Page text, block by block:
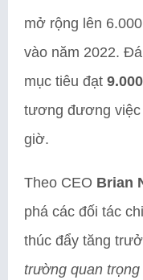
mở rộng lên
vào năm 2022.
mục tiêu đạt
tương đương
giờ.
Theo CEO Brian
phá các đối tác
thúc đẩy tăng
trường quan